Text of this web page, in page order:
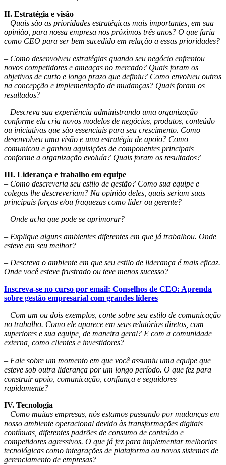
II. Estratégia e visão
– Quais são as prioridades estratégicas mais importantes, em sua
opinião, para nossa empresa nos próximos três anos? O que faria
como CEO para ser bem sucedido em relação a essas prioridades?
– Como desenvolveu estratégias quando seu negócio enfrentou
novos competidores e ameaças no mercado? Quais foram os
objetivos de curto e longo prazo que definiu? Como envolveu outros
na concepção e implementação de mudanças? Quais foram os
resultados?
– Descreva sua experiência administrando uma organização
conforme ela cria novos modelos de negócios, produtos, conteúdo
ou iniciativas que são essenciais para seu crescimento. Como
desenvolveu uma visão e uma estratégia de apoio? Como
comunicou e ganhou aquisições de componentes principais
conforme a organização evoluía? Quais foram os resultados?
III. Liderança e trabalho em equipe
– Como descreveria seu estilo de gestão? Como sua equipe e
colegas lhe descreveriam? Na opinião deles, quais seriam suas
principais forças e/ou fraquezas como líder ou gerente?
– Onde acha que pode se aprimorar?
– Explique alguns ambientes diferentes em que já trabalhou. Onde
esteve em seu melhor?
– Descreva o ambiente em que seu estilo de liderança é mais eficaz.
Onde você esteve frustrado ou teve menos sucesso?
Inscreva-se no curso por email: Conselhos de CEO: Aprenda
sobre gestão empresarial com grandes líderes
– Com um ou dois exemplos, conte sobre seu estilo de comunicação
no trabalho. Como ele aparece em seus relatórios diretos, com
superiores e sua equipe, de maneira geral? E com a comunidade
externa, como clientes e investidores?
– Fale sobre um momento em que você assumiu uma equipe que
esteve sob outra liderança por um longo período. O que fez para
construir apoio, comunicação, confiança e seguidores
rapidamente?
IV. Tecnologia
– Como muitas empresas, nós estamos passando por mudanças em
nosso ambiente operacional devido às transformações digitais
contínuas, diferentes padrões de consumo de conteúdo e
competidores agressivos. O que já fez para implementar melhorias
tecnológicas como integrações de plataforma ou novos sistemas de
gerenciamento de empresas?